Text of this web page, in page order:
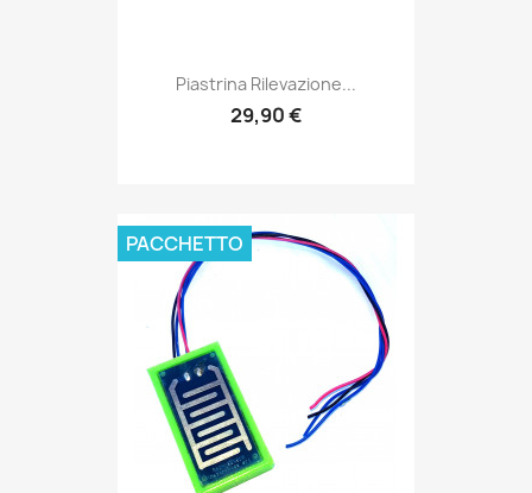
Piastrina Rilevazione...
29,90 €
PACCHETTO